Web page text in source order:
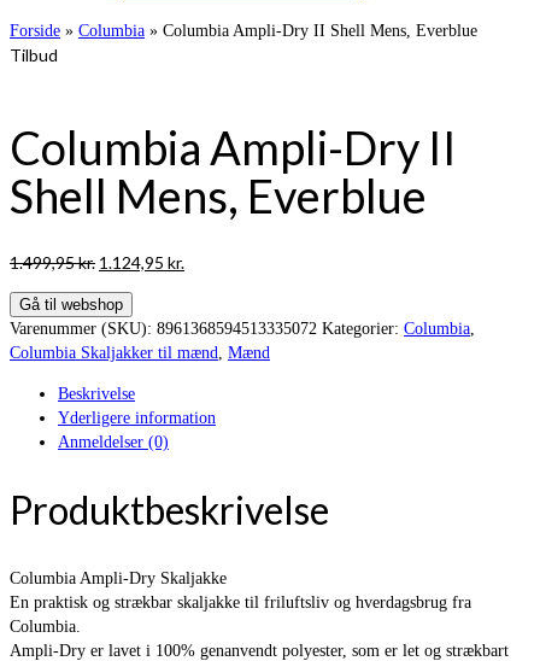
Forside » Columbia » Columbia Ampli-Dry II Shell Mens, Everblue
Tilbud
Columbia Ampli-Dry II
Shell Mens, Everblue
1.499,95kr. Den
pris
var:
1.499,95 kr..
1.124,95 kr.
er:
1.124,95 kr..
Gå til webshop
Varenummer (SKU): 8961368594513335072 Kategorier: Columbia
Columbia Skaljakker til mænd
Mænd
Beskrivelse
Yderligere information
Anmeldelser (0)
Produktbeskrivelse
Columbia Ampli-Dry Skaljakke
En praktisk og strækbar skaljakke til friluftsliv og hverdagsbrug fra
Columbia.
Ampli-Dry er lavet i 100% genanvendt polyester, som er let og strækbart